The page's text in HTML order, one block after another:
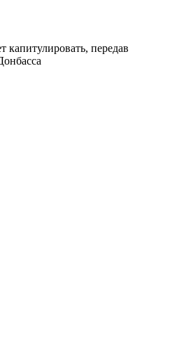
передав